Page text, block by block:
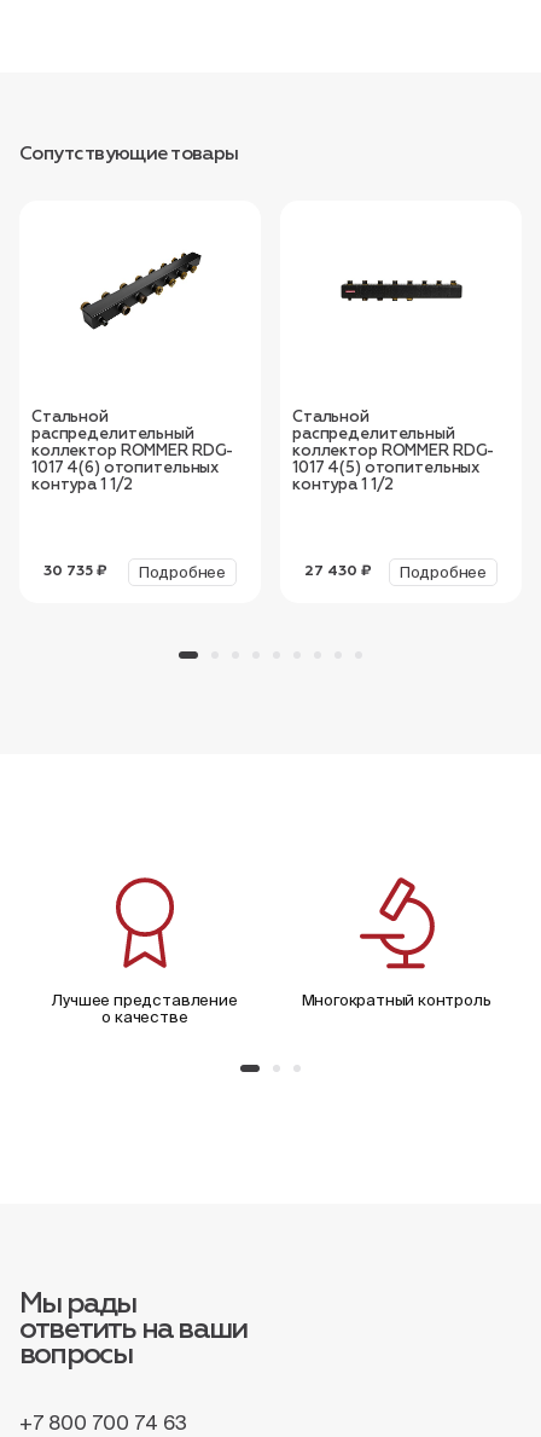
Сопутствующие товары
Стальной
распределительный
коллектор ROMMER RDG-
1017 4(6) отопительных
контура 1 1/2
30 735 ₽ Подробнее
Стальной
распределительный
коллектор ROMMER RDG-
1017 4(5) отопительных
контура 1 1/2
27 430 ₽ Подробнее
Лучшее представление
о качестве
Многократный контроль
Мы рады
ответить на ваши
вопросы
+7 800 700 74 63